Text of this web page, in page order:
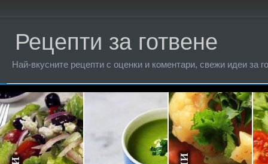
Рецепти за готвене
Най-вкусните рецепти с оценки и коментари, свежи идеи за